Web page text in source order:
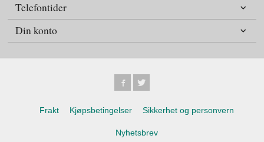
Telefontider
Din konto
Frakt Kjøpsbetingelser Sikkerhet og personvern
Nyhetsbrev